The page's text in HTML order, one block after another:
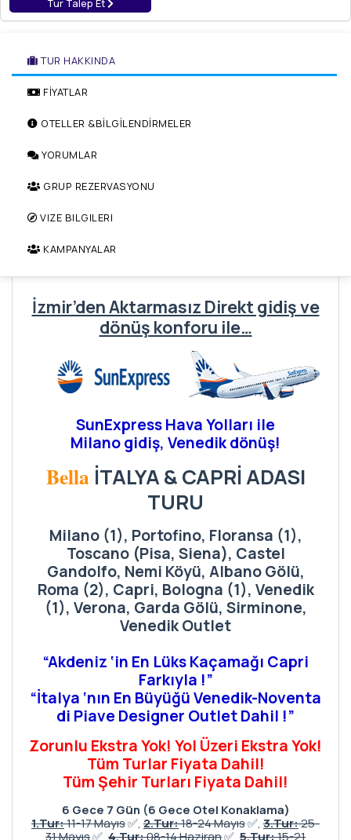
Tur Talep Et
TUR HAKKINDA
FİYATLAR
OTELLER &BİLGİLENDİRMELER
YORUMLAR
GRUP REZERVASYONU
VIZE BILGILERI
KAMPANYALAR
İzmir’den Aktarmasız Direkt gidiş ve
dönüş konforu ile…
SunExpress Hava Yolları ile
Milano gidiş, Venedik dönüş!
Bella İTALYA & CAPRİ ADASI
TURU
Milano (1), Portofino, Floransa (1),
Toscano (Pisa, Siena), Castel
Gandolfo, Nemi Köyü, Albano Gölü,
Roma (2), Capri, Bologna (1), Venedik
(1), Verona, Garda Gölü, Sirminone,
Venedik Outlet
“Akdeniz ‘in En Lüks Kaçamağı Capri
Farkıyla !”
“İtalya ‘nın En Büyüğü Venedik-Noventa
di Piave Designer Outlet Dahil !”
Zorunlu Ekstra Yok! Yol Üzeri Ekstra Yok!
Tüm Turlar Fiyata Dahil!
Tüm Şehir Turları Fiyata Dahil!
6 Gece 7 Gün (6 Gece Otel Konaklama)
1.Tur:11-17 Mayıs✅, 2.Tur:18-24 Mayıs✅, 3.Tur:25-
31 Mayıs✅, 4.Tur:08-14 Haziran✅, 5.Tur:15-21